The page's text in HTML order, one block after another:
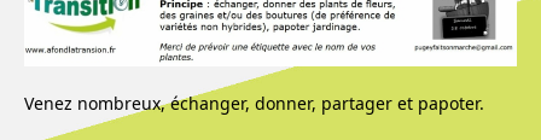
Venez nombreux, échanger, donner, partager et papoter.